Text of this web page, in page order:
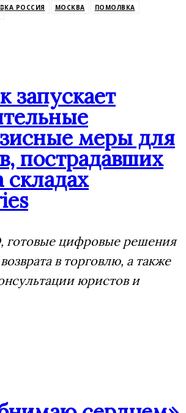
РОССИЯ МОСКВА ПОМОЛВКА
запускает
меры для
пострадавших
готовые цифровые решения
в торговлю, а также
юристов и